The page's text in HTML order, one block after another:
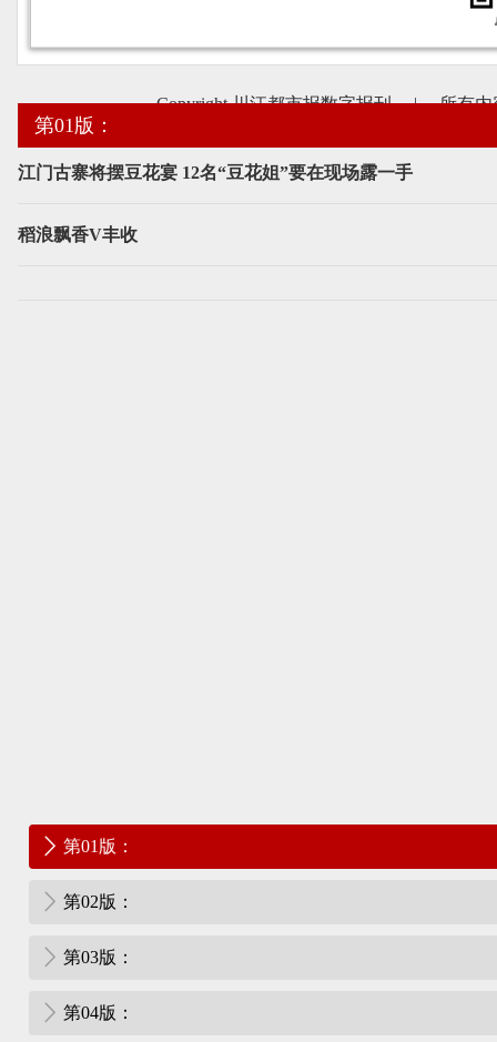
第01版：
江门古寨将摆豆花宴 12名“豆花姐”要在现场露一手
稻浪飘香V丰收
第01版：
第02版：
第03版：
第04版：
Copyright 川江都市报数字报刊 | 所有内